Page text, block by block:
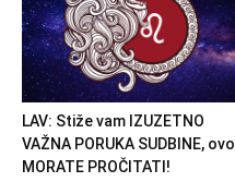
LAV: Stiže vam IZUZETNO
VAŽNA PORUKA SUDBINE, ovo
MORATE PROČITATI!